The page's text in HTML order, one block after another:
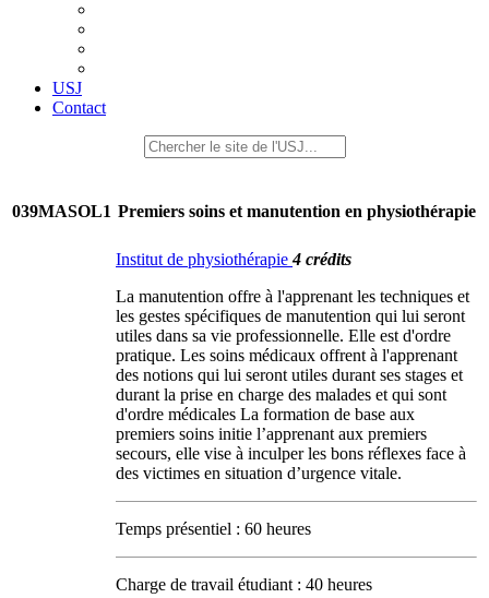
USJ
Contact
039MASOL1 Premiers soins et manutention en physiothérapie
Institut de physiothérapie4 crédits
La manutention offre à l'apprenant les techniques et
les gestes spécifiques de manutention qui lui seront
utiles dans sa vie professionnelle. Elle est d'ordre
pratique. Les soins médicaux offrent à l'apprenant
des notions qui lui seront utiles durant ses stages et
durant la prise en charge des malades et qui sont
d'ordre médicales La formation de base aux
premiers soins initie l’apprenant aux premiers
secours, elle vise à inculper les bons réflexes face à
des victimes en situation d’urgence vitale.
Temps présentiel : 60 heures
Charge de travail étudiant : 40 heures